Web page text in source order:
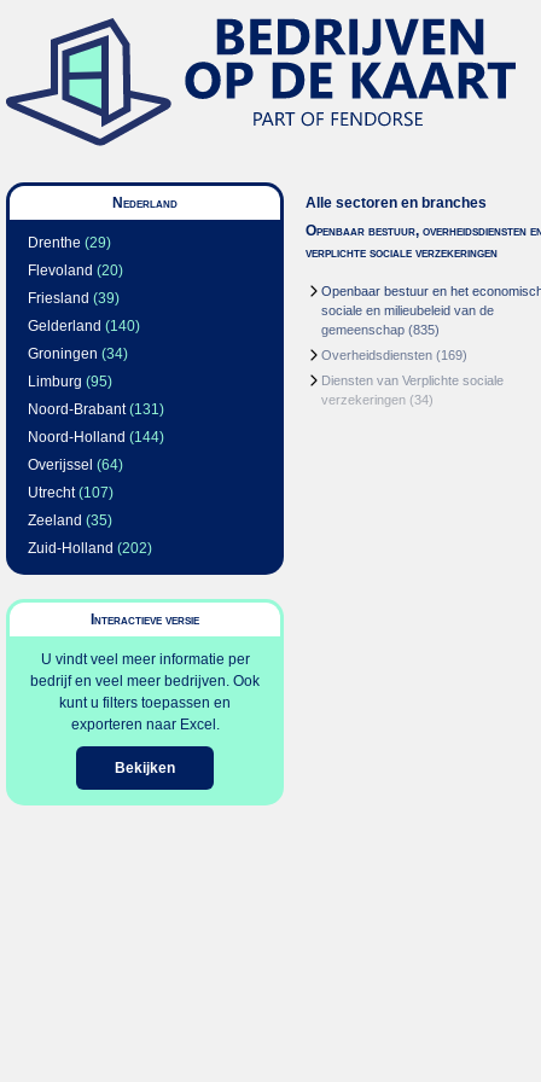
Nederland
Drenthe (29)
Flevoland (20)
Friesland (39)
Gelderland (140)
Groningen (34)
Limburg (95)
Noord-Brabant(131)
Noord-Holland (144)
Overijssel (64)
Utrecht(107)
Zeeland (35)
Zuid-Holland (202)
Interactieve versie
U vindt veel meer informatie per
bedrijf en veel meer bedrijven. Ook
kunt u filters toepassen en
exporteren naar Excel.
Bekijken
Alle sectoren en branches
Openbaar bestuur, overheidsdiensten
verplichte sociale verzekeringen
Openbaar bestuur en het
sociale en milieubeleid van de
gemeenschap (835)
Overheidsdiensten (169)
Diensten van Verplichte sociale
verzekeringen (34)